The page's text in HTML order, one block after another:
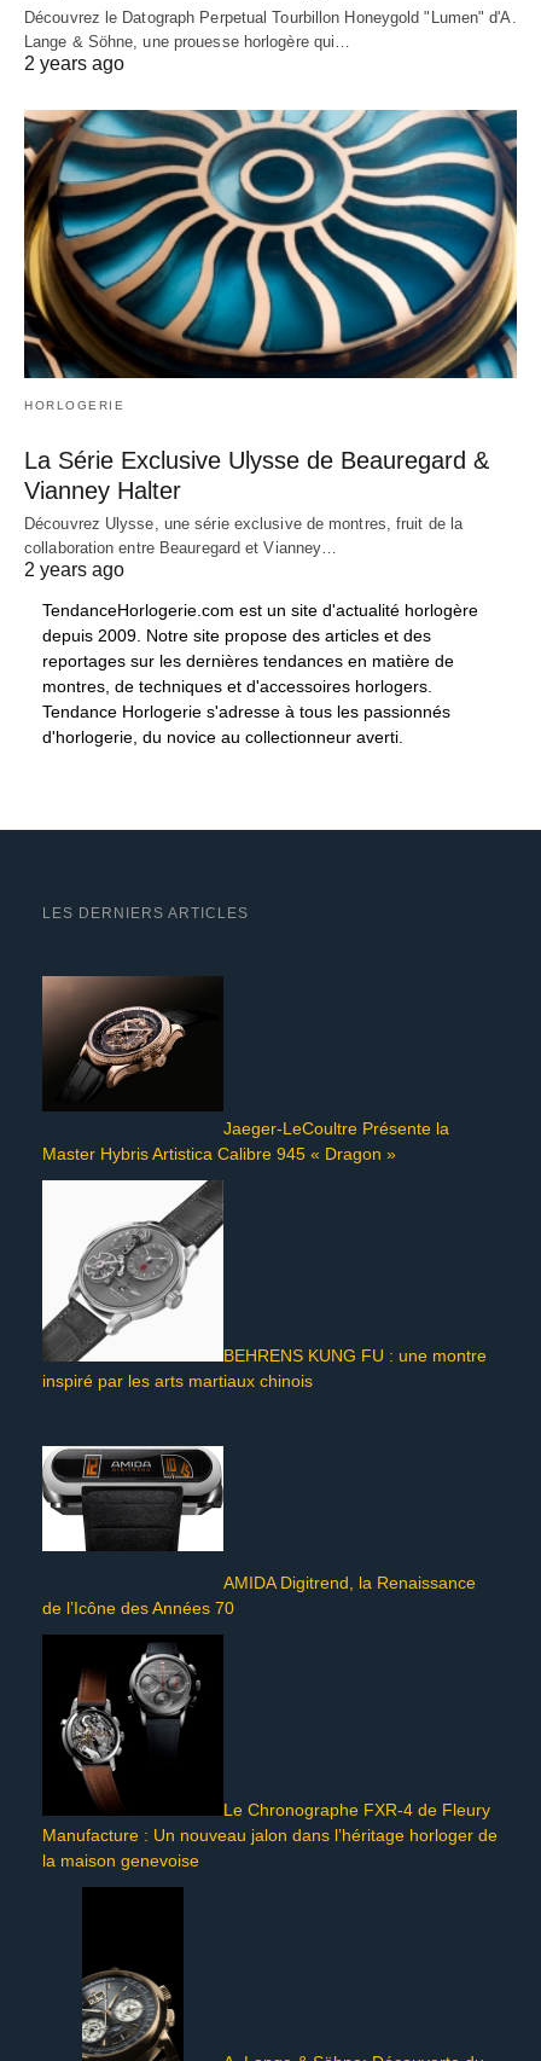
Découvrez le Datograph Perpetual Tourbillon Honeygold "Lumen" d'A.
Lange & Söhne, une prouesse horlogère qui…
2 years ago
HORLOGERIE
La Série Exclusive Ulysse de Beauregard &
Vianney Halter
Découvrez Ulysse, une série exclusive de montres, fruit de la
collaboration entre Beauregard et Vianney…
2 years ago
TendanceHorlogerie.com est un site d'actualité horlogère
depuis 2009. Notre site propose des articles et des
reportages sur les dernières tendances en matière de
montres, de techniques et d'accessoires horlogers.
Tendance Horlogerie s'adresse à tous les passionnés
d'horlogerie, du novice au collectionneur averti.
LES DERNIERS ARTICLES
Jaeger-LeCoultre Présente la
Master Hybris Artistica Calibre 945 « Dragon »
BEHRENS KUNG FU : une montre
inspiré par les arts martiaux chinois
AMIDA Digitrend, la Renaissance
de l’Icône des Années 70
Le Chronographe FXR-4 de Fleury
Manufacture : Un nouveau jalon dans l’héritage horloger de
la maison genevoise